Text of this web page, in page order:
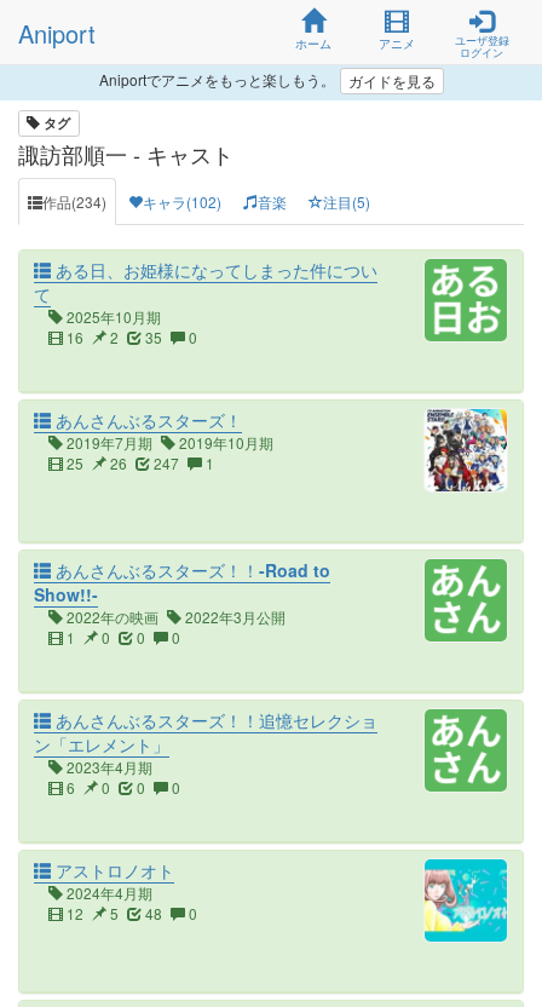
Aniport ホーム アニメ
ユーザ登録
ログイン
Aniportでアニメをもっと楽しもう。 ガイドを見る
タグ
諏訪部順一 - キャスト
作品(234) キャラ(102) 音楽 注目(5)
ある日、お姫様になってしまった件につい
て
2025年10月期
16
2 35 0
あんさんぶるスターズ！
2019年7月期
2019年10月期
25
26 247 1
あんさんぶるスターズ！！-Road to
Show!!-
2022年の映画
2022年3月公開
1
0 0 0
あんさんぶるスターズ！！追憶セレクショ
ン「エレメント」
2023年4月期
6
0 0 0
アストロノオト
2024年4月期
12
5 48 0